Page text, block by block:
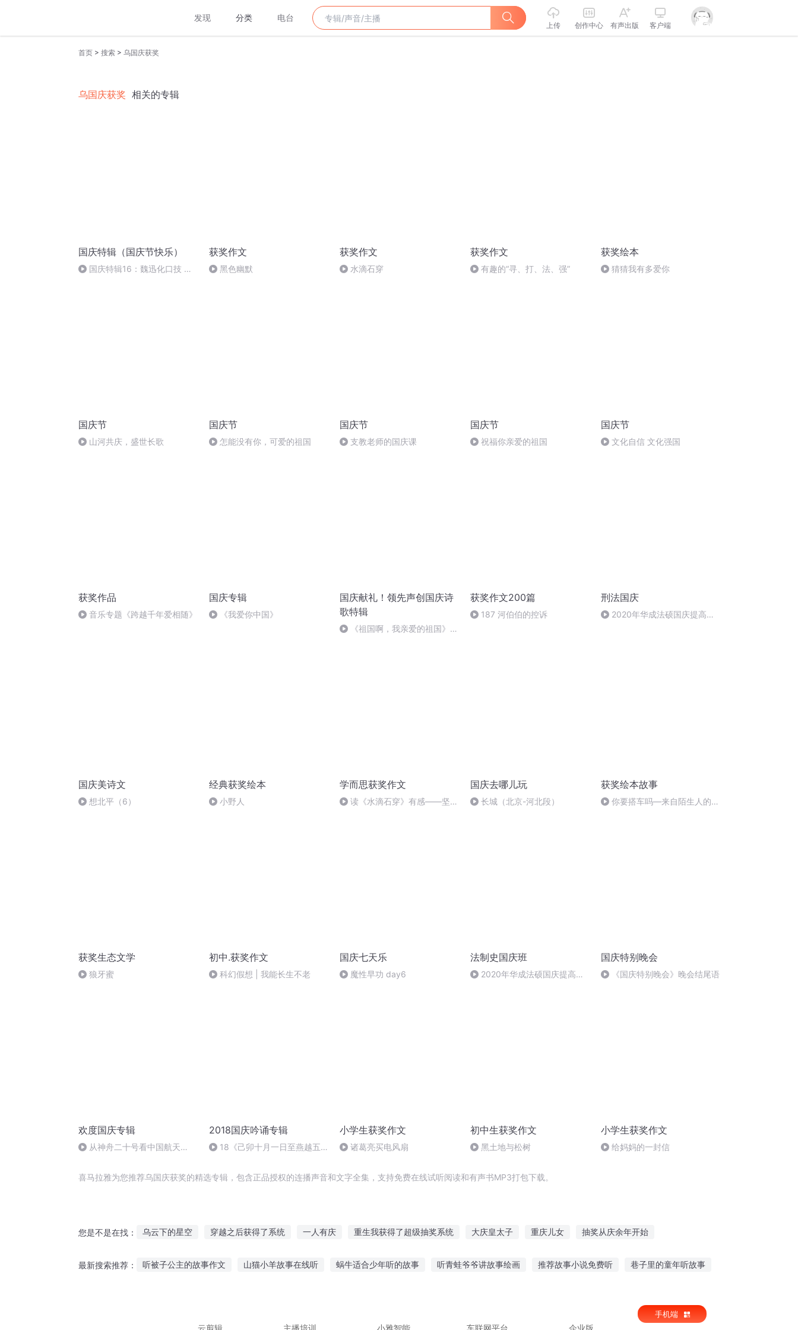
发现 分类 电台
上传 创作中心 有声出版 客户端
首页 > 搜索 > 乌国庆获奖
乌国庆获奖 相关的专辑
国庆特辑（国庆节快乐）
国庆特辑16：魏迅化口技 二
获奖作文
黑色幽默
获奖作文
水滴石穿
获奖作文
有趣的“寻、打、法、强”
获奖绘本
猜猜我有多爱你
国庆节
山河共庆，盛世长歌
国庆节
怎能没有你，可爱的祖国
国庆节
支教老师的国庆课
国庆节
祝福你亲爱的祖国
国庆节
文化自信 文化强国
获奖作品
音乐专题《跨越千年爱相随》
国庆专辑
《我爱你中国》
国庆献礼！领先声创国庆诗
歌特辑
《祖国啊，我亲爱的祖国》温
获奖作文200篇
187 河伯伯的控诉
刑法国庆
2020年华成法硕国庆提高班
国庆美诗文
想北平（6）
经典获奖绘本
小野人
学而思获奖作文
读《水滴石穿》有感——坚持
国庆去哪儿玩
长城（北京-河北段）
获奖绘本故事
你要搭车吗—来自陌生人的危
获奖生态文学
狼牙蜜
初中.获奖作文
科幻假想 | 我能长生不老
国庆七天乐
魔性早功 day6
法制史国庆班
2020年华成法硕国庆提高班
国庆特别晚会
《国庆特别晚会》晚会结尾语
欢度国庆专辑
从神舟二十号看中国航天
2018国庆吟诵专辑
18《己卯十月一日至燕越五
文天祥 自由吟诵
小学生获奖作文
诸葛亮买电风扇
初中生获奖作文
黑土地与松树
小学生获奖作文
给妈妈的一封信
喜马拉雅为您推荐乌国庆获奖的精选专辑，包含正品授权的连播声音和文字全集，支持免费在线试听阅读和有声书MP3打包下载。
您是不是在找： 乌云下的星空 穿越之后获得了系统 一人有庆 重生我获得了超级抽奖系统 大庆皇太子 重庆儿女 抽奖从庆余年开始
最新搜索推荐： 听被子公主的故事作文 山猫小羊故事在线听 蜗牛适合少年听的故事 听青蛙爷爷讲故事绘画 推荐故事小说免费听 巷子里的童年听故事
云剪辑
主播培训 小雅智能 车联网平台 企业版
手机端